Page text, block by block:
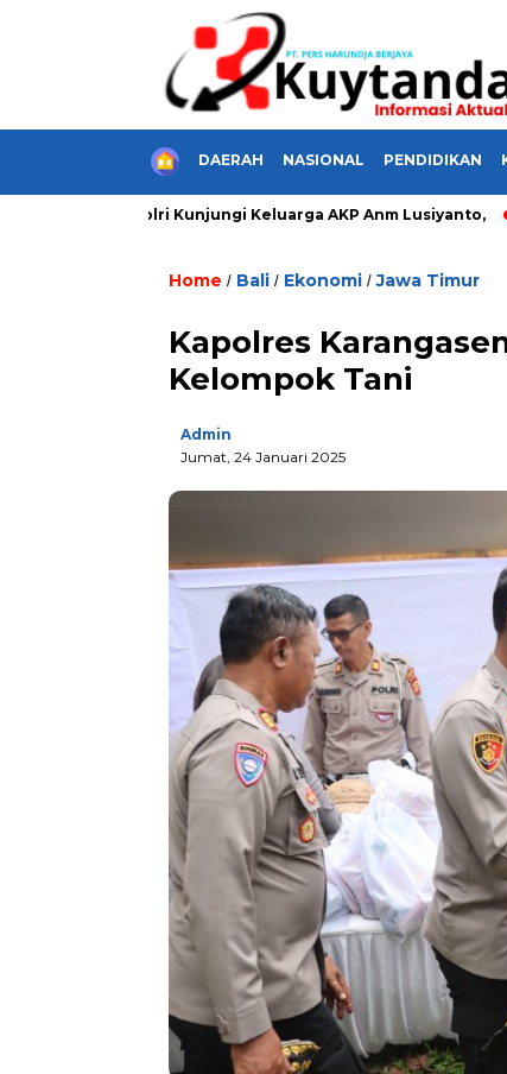
HOME
DAERAH NASIONAL PENDIDIKAN
Kapolri Kunjungi Keluarga AKP Anm Lusiyanto,
Home / Bali / Ekonomi /Jawa Timur
Kapolres
Kelompok Tani
Admin
Jumat, 24 Januari 2025